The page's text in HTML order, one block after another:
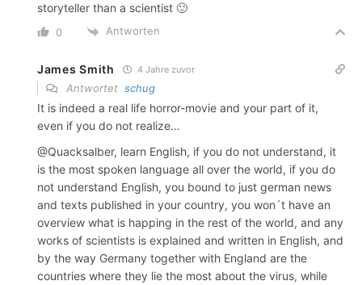
storyteller than a scientist 🙂
0 Antworten
James Smith 4 Jahre zuvor
Antwortet schug
It is indeed a real life horror-movie and your part of it,
even if you do not realize…
@Quacksalber, learn English, if you do not understand, it
is the most spoken language all over the world, if you do
not understand English, you bound to just german news
and texts published in your country, you won´t have an
overview what is happing in the rest of the world, and any
works of scientists is explained and written in English, and
by the way Germany together with England are the
countries where they lie the most about the virus, while